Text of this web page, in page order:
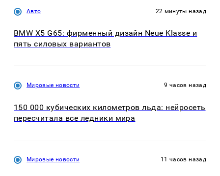
Авто 22 минуты назад
BMW X5 G65: фирменный дизайн Neue Klasse и
пять силовых вариантов
Мировые новости 9 часов назад
150 000 кубических километров льда: нейросеть
пересчитала все ледники мира
Мировые новости 11 часов назад